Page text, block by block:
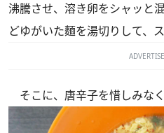
沸騰させ、溶き卵をシャッと
どゆがいた麵を湯切りして、
そこに、唐辛子を惜しみなく